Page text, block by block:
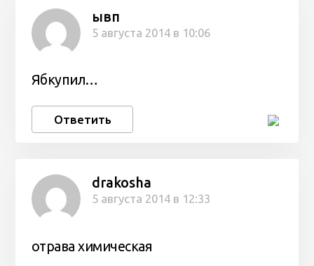
ывп
5 августа 2014 в 10:06
Ябкупил…
Ответить
drakosha
5 августа 2014 в 12:33
отрава химическая